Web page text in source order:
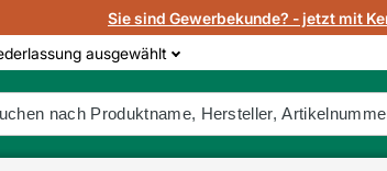
Sie sind Gewerbekunde? - jetzt mit
ausgewählt